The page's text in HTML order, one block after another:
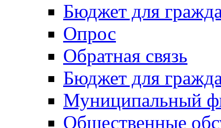
Бюджет для
Опрос
Обратная связь
Бюджет для
Муниципальный
Общественные